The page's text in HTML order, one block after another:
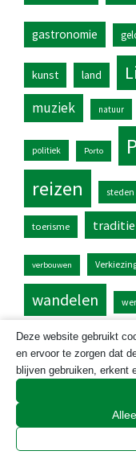
gastronomie
kunst land
muziek natuur
politiek Porto
reizen steden
toerisme traditie
verbouwen
wandelen
Deze website gebruikt
en ervoor te zorgen dat
blijven gebruiken, erkent